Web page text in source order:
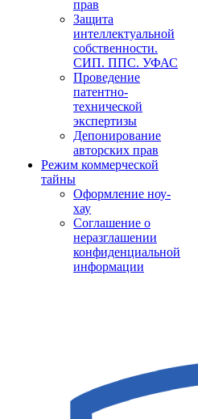
прав
Защита
интеллектуальной
собственности.
СИП. ППС. УФАС
Проведение
патентно-
технической
экспертизы
Депонирование
авторских прав
Режим коммерческой
тайны
Оформление ноу-
хау
Соглашение о
неразглашении
конфиденциальной
информации